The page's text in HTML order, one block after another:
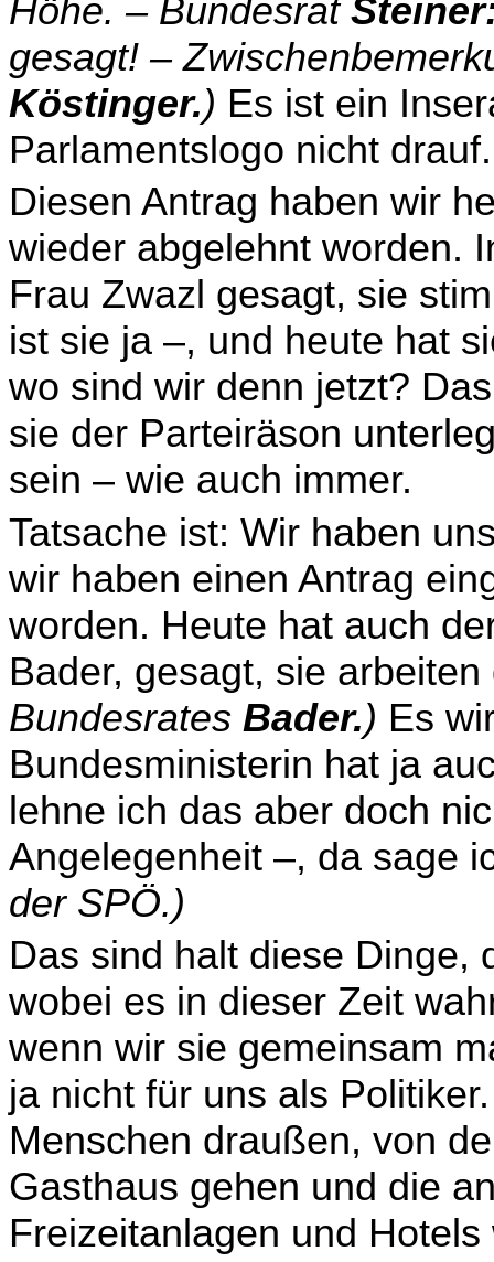
Höhe. – Bundesrat
gesagt! –
Köstinger.) Es ist ein
Parlamentslogo nicht drauf.
Diesen Antrag haben wir
wieder abgelehnt worden.
Frau Zwazl gesagt, sie
ist sie ja –, und heute hat
wo sind wir denn jetzt?
sie der Parteiräson
sein – wie auch immer.
Tatsache ist: Wir haben
wir haben einen Antrag
worden. Heute hat auch
Bader, gesagt, sie
Bundesrates Bader.) Es
Bundesministerin hat ja
lehne ich das aber doch
Angelegenheit –, da sage
der SPÖ.)
Das sind halt diese Dinge,
wobei es in dieser Zeit
wenn wir sie gemeinsam
ja nicht für uns als
Menschen draußen, von
Gasthaus gehen und die
Freizeitanlagen und